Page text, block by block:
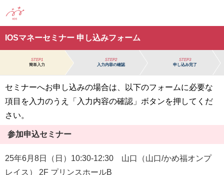
IOSマネーセミナー 申し込みフォーム
STEP1
簡単入力
STEP2
入力内容の確認
STEP3
申し込み完了
セミナーへお申し込みの場合は、以下のフォームに必要な
項目を入力のうえ「入力内容の確認」ボタンを押してくだ
さい。
参加申込セミナー
25年6月8日（日）10:30-12:30 山口（山口/かめ福オンプ
レイス） 2F プリンスホールB